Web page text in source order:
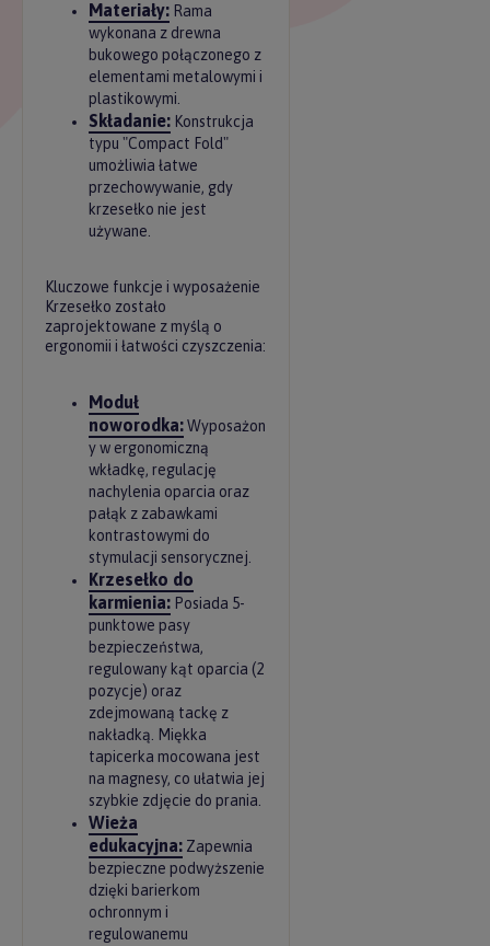
Materiały: Rama
wykonana z drewna
bukowego połączonego z
elementami metalowymi i
plastikowymi.
Składanie: Konstrukcja
typu "Compact Fold"
umożliwia łatwe
przechowywanie, gdy
krzesełko nie jest
używane.
Kluczowe funkcje i wyposażenie
Krzesełko zostało
zaprojektowane z myślą o
ergonomii i łatwości czyszczenia:
Moduł
noworodka:Wyposażon
y w ergonomiczną
wkładkę, regulację
nachylenia oparcia oraz
pałąk z zabawkami
kontrastowymi do
stymulacji sensorycznej.
Krzesełko do
karmienia: Posiada 5-
punktowe pasy
bezpieczeństwa,
regulowany kąt oparcia (2
pozycje) oraz
zdejmowaną tackę z
nakładką. Miękka
tapicerka mocowana jest
na magnesy, co ułatwia jej
szybkie zdjęcie do prania.
Wieża
edukacyjna: Zapewnia
bezpieczne podwyższenie
dzięki barierkom
ochronnym i
regulowanemu